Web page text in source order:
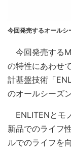
今回発売するオールシ
今回発売する
の特性にあわせ
計基盤技術「
のオールシーズ
ENLITENとモ
新品でのライフ
ルでのライフを